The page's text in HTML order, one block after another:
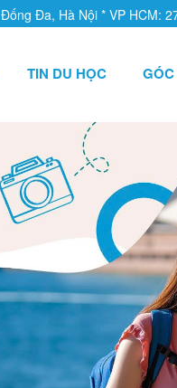
Đa, Hà Nội * VP HCM:
TIN DU HỌC